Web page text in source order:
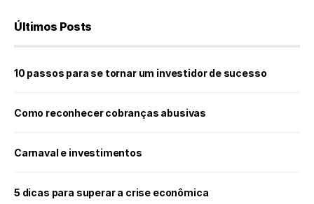
Últimos Posts
10 passos para se tornar um investidor de sucesso
Como reconhecer cobranças abusivas
Carnaval e investimentos
5 dicas para superar a crise econômica